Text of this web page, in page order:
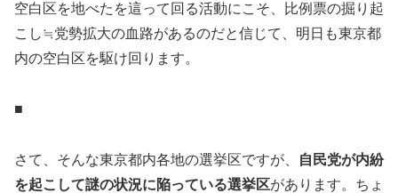
空白区を地べたを這って回る活動にこそ、比例票の掘り起
こし≒党勢拡大の血路があるのだと信じて、明日も東京都
内の空白区を駆け回ります。
■
さて、そんな東京都内各地の選挙区ですが、
自民党が内紛
を起こして謎の状況に陥っている選挙区があります。ちょ